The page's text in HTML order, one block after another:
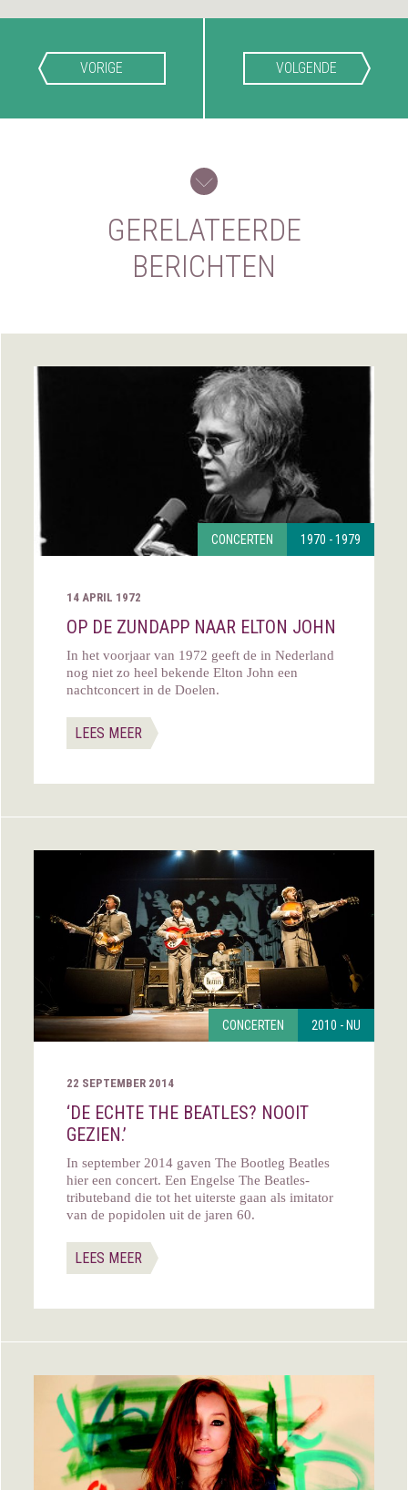
VORIGE VOLGENDE
GERELATEERDE
BERICHTEN
CONCERTEN 1970 - 1979
14 APRIL 1972
OP DE ZUNDAPP NAAR ELTON JOHN
In het voorjaar van 1972 geeft de in Nederland
nog niet zo heel bekende Elton John een
nachtconcert in de Doelen.
LEES MEER
CONCERTEN 2010 - NU
22 SEPTEMBER 2014
‘DE ECHTE THE BEATLES? NOOIT
GEZIEN.’
In september 2014 gaven The Bootleg Beatles
hier een concert. Een Engelse The Beatles-
tributeband die tot het uiterste gaan als imitator
van de popidolen uit de jaren 60.
LEES MEER